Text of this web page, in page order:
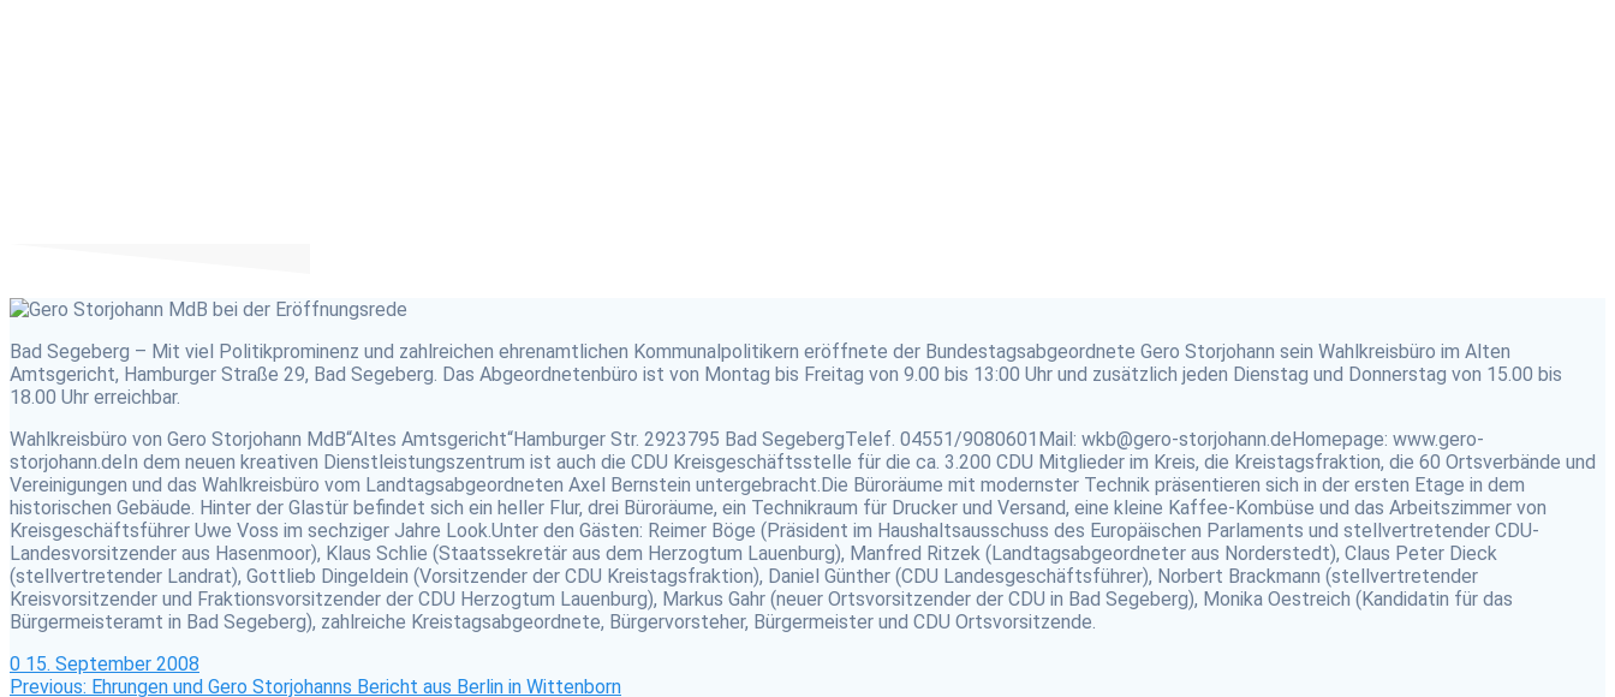
Bad Segeberg – Mit viel Politikprominenz und zahlreichen ehrenamtlichen Kommunalpolitikern eröffnete der Bundestagsabgeordnete Gero Storjohann sein Wahlkreisbüro im Alten
Amtsgericht, Hamburger Straße 29, Bad Segeberg. Das Abgeordnetenbüro ist von Montag bis Freitag von 9.00 bis 13:00 Uhr und zusätzlich jeden Dienstag und Donnerstag von 15.00 bis
18.00 Uhr erreichbar.
Wahlkreisbüro von Gero Storjohann MdB“Altes Amtsgericht“Hamburger Str. 2923795 Bad SegebergTelef. 04551/9080601Mail: wkb@gero-storjohann.deHomepage: www.gero-
storjohann.deIn dem neuen kreativen Dienstleistungszentrum ist auch die CDU Kreisgeschäftsstelle für die ca. 3.200 CDU Mitglieder im Kreis, die Kreistagsfraktion, die 60 Ortsverbände und
Vereinigungen und das Wahlkreisbüro vom Landtagsabgeordneten Axel Bernstein untergebracht.Die Büroräume mit modernster Technik präsentieren sich in der ersten Etage in dem
historischen Gebäude. Hinter der Glastür befindet sich ein heller Flur, drei Büroräume, ein Technikraum für Drucker und Versand, eine kleine Kaffee-Kombüse und das Arbeitszimmer von
Kreisgeschäftsführer Uwe Voss im sechziger Jahre Look.Unter den Gästen: Reimer Böge (Präsident im Haushaltsausschuss des Europäischen Parlaments und stellvertretender CDU-
Landesvorsitzender aus Hasenmoor), Klaus Schlie (Staatssekretär aus dem Herzogtum Lauenburg), Manfred Ritzek (Landtagsabgeordneter aus Norderstedt), Claus Peter Dieck
(stellvertretender Landrat), Gottlieb Dingeldein (Vorsitzender der CDU Kreistagsfraktion), Daniel Günther (CDU Landesgeschäftsführer), Norbert Brackmann (stellvertretender
Kreisvorsitzender und Fraktionsvorsitzender der CDU Herzogtum Lauenburg), Markus Gahr (neuer Ortsvorsitzender der CDU in Bad Segeberg), Monika Oestreich (Kandidatin für das
Bürgermeisteramt in Bad Segeberg), zahlreiche Kreistagsabgeordnete, Bürgervorsteher, Bürgermeister und CDU Ortsvorsitzende.
0 15. September 2008
Previous: Previous
Ehrungen und Gero Storjohanns Bericht aus Berlin in Wittenborn